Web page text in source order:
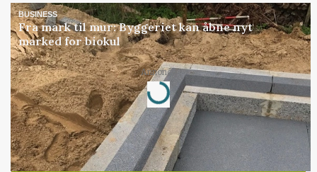
BUSINESS
Fra mark til mur: Byggeriet kan åbne nyt
marked for biokul
Annonce
Loading...
Jobs